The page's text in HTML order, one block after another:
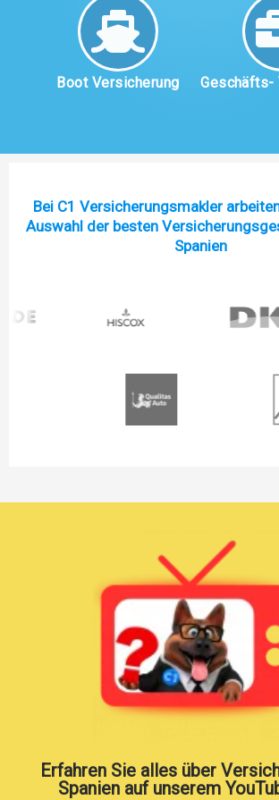
Boot Versicherung Geschäfts-
Bei C1 Versicherungsmakler
Auswahl der besten
Spanien
Erfahren Sie alles über
Spanien auf unserem